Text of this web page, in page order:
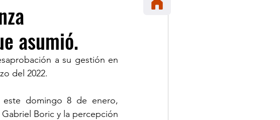
asumió.
a su gestión en
del 2022.
este domingo 8 de enero,
Boric y la percepción